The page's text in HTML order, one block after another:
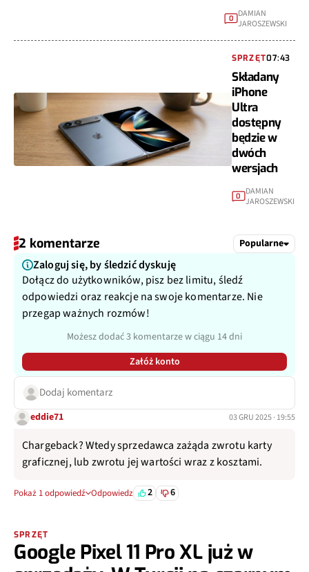
0
DAMIAN
JAROSZEWSKI
SPRZĘT07:43
Składany
iPhone
Ultra
dostępny
będzie w
dwóch
wersjach
0
DAMIAN
JAROSZEWSKI
2 komentarze Popularne
Zaloguj się, by śledzić dyskuję
Dołącz do użytkowników, pisz bez limitu, śledź
odpowiedzi oraz reakcje na swoje komentarze. Nie
przegap ważnych rozmów!
Możesz dodać 3 komentarze w ciągu 14 dni
Załóż konto
Dodaj komentarz
eddie71 03 GRU 2025 · 19:55
Chargeback? Wtedy sprzedawca zażąda zwrotu karty
graficznej, lub zwrotu jej wartości wraz z kosztami.
Pokaż 1 odpowiedź Odpowiedz 2 6
SPRZĘT
Google Pixel 11 Pro XL już w